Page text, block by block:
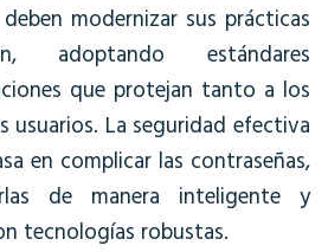
modernizar sus prácticas
adoptando estándares
que protejan tanto a los
usuarios. La seguridad efectiva
en complicar las contraseñas,
de manera inteligente y
tecnologías robustas.